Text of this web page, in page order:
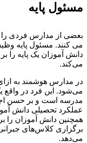
پایه
از مدارس فردی را
کنند. مسئول پایه
آموزان یک پایه را بر
مدارس هوشمند به ازای
این فرد در واقع
است و بر حسن
تحصیلی دانش
دانش آموزان را
کلاس‌های جبرانی